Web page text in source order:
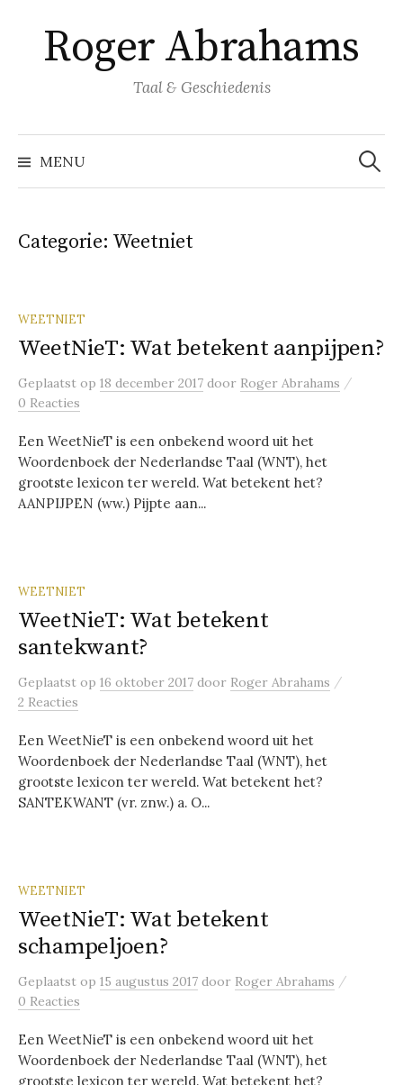
inhoud
springen
Roger Abrahams
Taal & Geschiedenis
MENU
Zoeken
naar:
Categorie: Weetniet
WEETNIET
WeetNieT: Wat betekent aanpijpen?
Geplaatst op 18 december 2017 door Roger Abrahams /
0 Reacties
Een WeetNieT is een onbekend woord uit het
Woordenboek der Nederlandse Taal (WNT), het
grootste lexicon ter wereld. Wat betekent het?
AANPIJPEN (ww.) Pijpte aan...
WEETNIET
WeetNieT: Wat betekent
santekwant?
Geplaatst op 16 oktober 2017 door Roger Abrahams /
2 Reacties
Een WeetNieT is een onbekend woord uit het
Woordenboek der Nederlandse Taal (WNT), het
grootste lexicon ter wereld. Wat betekent het?
SANTEKWANT (vr. znw.) a. O...
WEETNIET
WeetNieT: Wat betekent
schampeljoen?
Geplaatst op 15 augustus 2017 door Roger Abrahams /
0 Reacties
Een WeetNieT is een onbekend woord uit het
Woordenboek der Nederlandse Taal (WNT), het
grootste lexicon ter wereld. Wat betekent het?